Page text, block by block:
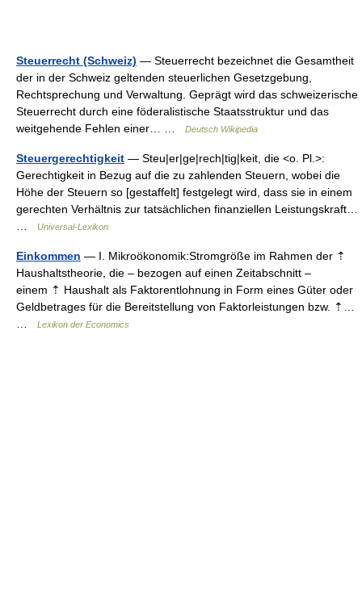
Steuerrecht (Schweiz) — Steuerrecht bezeichnet die Gesamtheit
der in der Schweiz geltenden steuerlichen Gesetzgebung,
Rechtsprechung und Verwaltung. Geprägt wird das schweizerische
Steuerrecht durch eine föderalistische Staatsstruktur und das
weitgehende Fehlen einer… …
Deutsch Wikipedia
Steuergerechtigkeit — Steu|er|ge|rech|tig|keit, die <o. Pl.>:
Gerechtigkeit in Bezug auf die zu zahlenden Steuern, wobei die
Höhe der Steuern so [gestaffelt] festgelegt wird, dass sie in einem
gerechten Verhältnis zur tatsächlichen finanziellen Leistungskraft…
Universal-Lexikon
Einkommen — I. Mikroökonomik:Stromgröße im Rahmen der ⇡
Haushaltstheorie, die – bezogen auf einen Zeitabschnitt –
einem ⇡ Haushalt als Faktorentlohnung in Form eines Güter oder
Geldbetrages für die Bereitstellung von Faktorleistungen bzw. ⇡…
Lexikon der Economics